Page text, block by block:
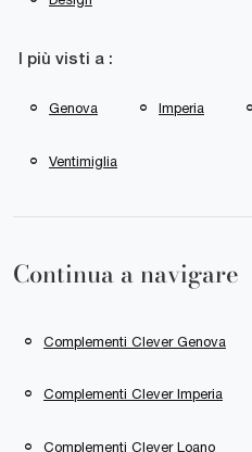
I più visti a :
Genova Imperia
Ventimiglia
Continua a navigare
Complementi Clever Genova
Complementi Clever Imperia
Complementi Clever Loano